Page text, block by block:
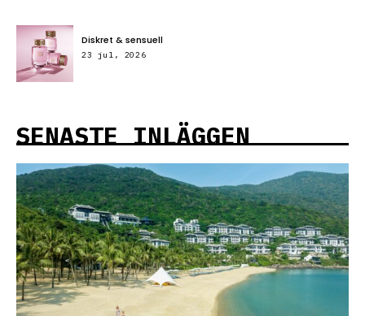
Diskret & sensuell
23 jul, 2026
SENASTE INLÄGGEN